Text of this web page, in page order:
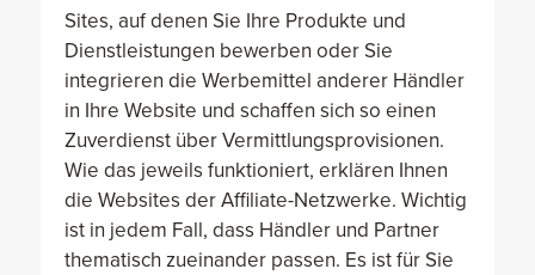
Sites, auf denen Sie Ihre Produkte und
Dienstleistungen bewerben oder Sie
integrieren die Werbemittel anderer Händler
in Ihre Website und schaffen sich so einen
Zuverdienst über Vermittlungsprovisionen.
Wie das jeweils funktioniert, erklären Ihnen
die Websites der Affiliate-Netzwerke. Wichtig
ist in jedem Fall, dass Händler und Partner
thematisch zueinander passen. Es ist für Sie